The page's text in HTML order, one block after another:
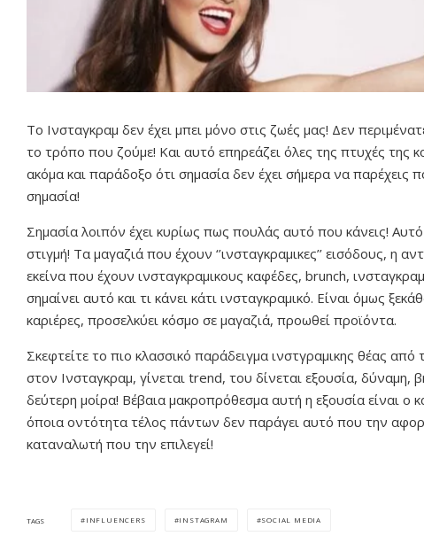
Το Ινσταγκραμ δεν έχει μπει μόνο στις ζωές μας! Δεν
το τρόπο που ζούμε! Και αυτό επηρεάζει όλες της πτυχές της
ακόμα και παράδοξο ότι σημασία δεν έχει σήμερα να παρέχεις
σημασία!
Σημασία λοιπόν έχει κυρίως πως πουλάς αυτό που κάνεις! Αυτό
στιγμή! Τα μαγαζιά που έχουν ‘’ινσταγκραμικες’’ εισόδους, η
εκείνα που έχουν ινσταγκραμικους καφέδες, brunch,
σημαίνει αυτό και τι κάνει κάτι ινσταγκραμικό. Είναι όμως
καριέρες, προσελκύει κόσμο σε μαγαζιά, προωθεί προϊόντα.
Σκεφτείτε το πιο κλασσικό παράδειγμα ινστγραμικης θέας
στον Ινσταγκραμ, γίνεται trend, του δίνεται εξουσία, δύναμη,
δεύτερη μοίρα! Βέβαια μακροπρόθεσμα αυτή η εξουσία είναι ο
όποια οντότητα τέλος πάντων δεν παράγει αυτό που την
καταναλωτή που την επιλεγεί!
TAGS INFLUENCERS INSTAGRAM SOCIAL MEDIA